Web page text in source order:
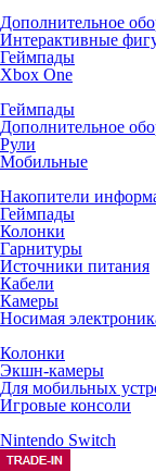
Дополнительное
Интерактивные
Геймпады
Xbox One
Геймпады
Дополнительное
Рули
Мобильные
Накопители
Геймпады
Колонки
Гарнитуры
Источники питания
Кабели
Камеры
Носимая
Колонки
Экшн-камеры
Для мобильных
Игровые консоли
Nintendo Switch